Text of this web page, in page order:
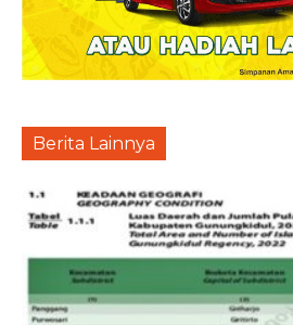
Berita Lainnya